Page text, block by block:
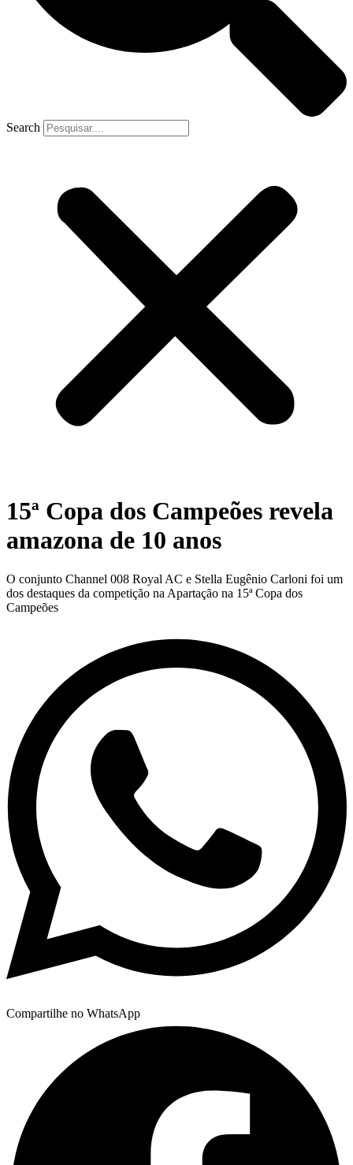
Search
15ª Copa dos Campeões revela
amazona de 10 anos
O conjunto Channel 008 Royal AC e Stella Eugênio Carloni foi um
dos destaques da competição na Apartação na 15ª Copa dos
Campeões
Compartilhe no WhatsApp